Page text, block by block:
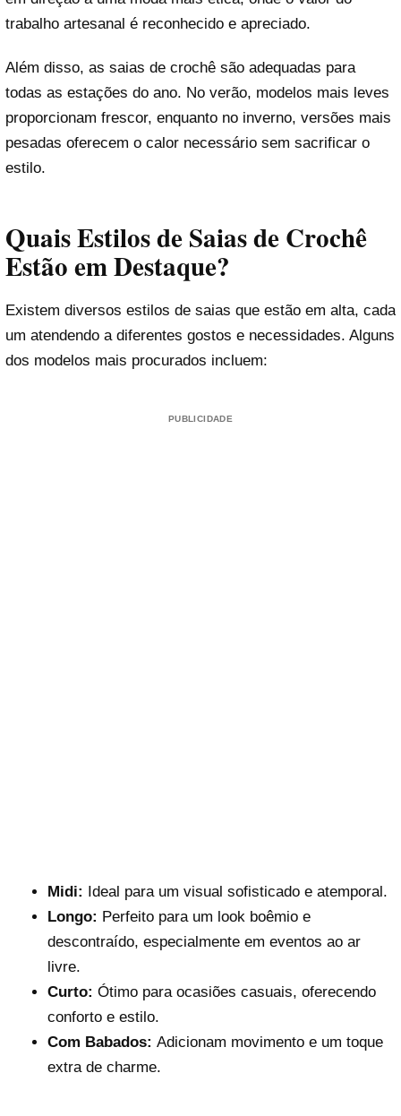
trabalho artesanal é reconhecido e apreciado.
Além disso, as saias de crochê são adequadas para
todas as estações do ano. No verão, modelos mais leves
proporcionam frescor, enquanto no inverno, versões mais
pesadas oferecem o calor necessário sem sacrificar o
estilo.
Quais Estilos de Saias de Crochê
Estão em Destaque?
Existem diversos estilos de saias que estão em alta, cada
um atendendo a diferentes gostos e necessidades. Alguns
dos modelos mais procurados incluem:
PUBLICIDADE
Midi: Ideal para um visual sofisticado e atemporal.
Longo: Perfeito para um look boêmio e
descontraído, especialmente em eventos ao ar
livre.
Curto: Ótimo para ocasiões casuais, oferecendo
conforto e estilo.
Com Babados: Adicionam movimento e um toque
extra de charme.